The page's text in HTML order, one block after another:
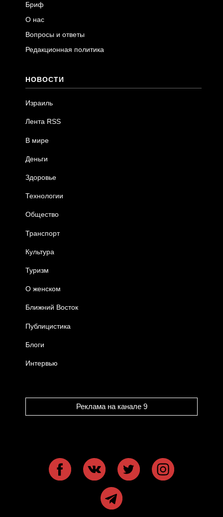
Бриф
О нас
Вопросы и ответы
Редакционная политика
НОВОСТИ
Израиль
Лента RSS
В мире
Деньги
Здоровье
Технологии
Общество
Транспорт
Культура
Туризм
О женском
Ближний Восток
Публицистика
Блоги
Интервью
Реклама на канале 9